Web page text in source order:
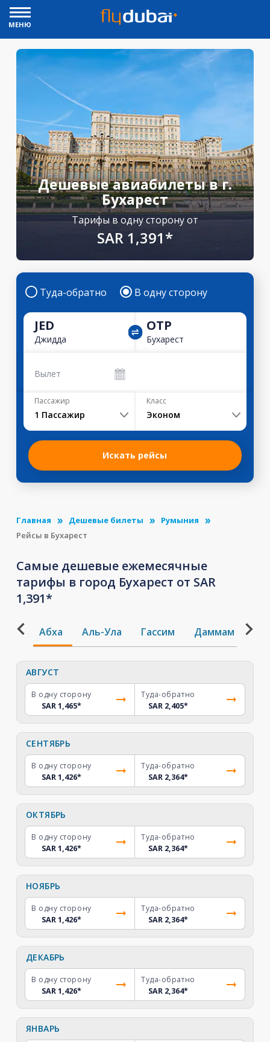
МЕНЮ
Дешевые авиабилеты в г.
Бухарест
Тарифы в одну сторону от
SAR 1,391*
Туда-обратно В одну сторону
JED
Джидда
OTP
Бухарест
Вылет
Пассажир
1 Пассажир
Класс
Эконом
Искать рейсы
Главная Дешевые билеты
Румыния
Рейсы в Бухарест
Самые дешевые ежемесячные
тарифы в город Бухарест от SAR
1,391*
Абха Аль-Ула Гассим Даммам
АВГУСТ
В одну сторону
SAR 1,465*
Туда-обратно
SAR 2,405*
СЕНТЯБРЬ
В одну сторону
SAR 1,426*
Туда-обратно
SAR 2,364*
ОКТЯБРЬ
В одну сторону
SAR 1,426*
Туда-обратно
SAR 2,364*
НОЯБРЬ
В одну сторону
SAR 1,426*
Туда-обратно
SAR 2,364*
ДЕКАБРЬ
В одну сторону
SAR 1,426*
Туда-обратно
SAR 2,364*
ЯНВАРЬ